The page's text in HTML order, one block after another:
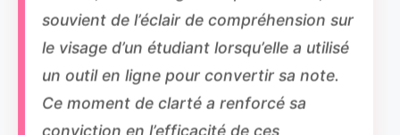
souvient de l’éclair de compréhension sur
le visage d’un étudiant lorsqu’elle a utilisé
un outil en ligne pour convertir sa note.
Ce moment de clarté a renforcé sa
conviction en l’efficacité de ces